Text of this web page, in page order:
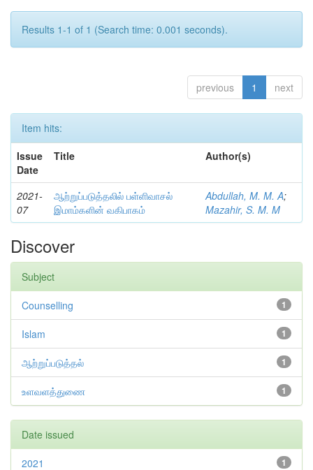
Results 1-1 of 1 (Search time: 0.001 seconds).
previous 1 next
Item hits:
Issue
Date
Title Author(s)
2021-
07
ஆற்றுப்படுத்தலில் பள்ளிவாசல்
இமாம்களின் வகிபாகம்
Abdullah, M. M. A;
Mazahir, S. M. M
Discover
Subject
1
Counselling
1
Islam
1
ஆற்றுப்படுத்தல்
1
உளவளத்துணை
Date issued
1
2021